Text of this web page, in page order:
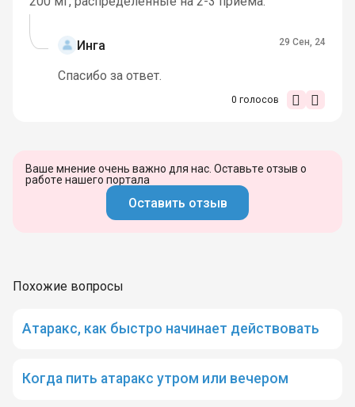
Инга 29 Сен, 24
Спасибо за ответ.
0 голосов
Ваше мнение очень важно для нас. Оставьте отзыв о
работе нашего портала
Оставить отзыв
Похожие вопросы
Атаракс, как быстро начинает действовать
Когда пить атаракс утром или вечером